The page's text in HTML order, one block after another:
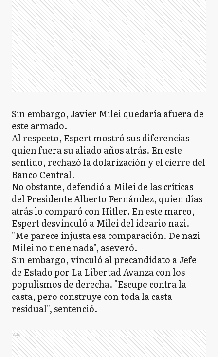
Sin embargo, Javier Milei quedaría afuera de
este armado.
Al respecto, Espert mostró sus diferencias
quien fuera su aliado años atrás. En este
sentido, rechazó la dolarización y el cierre del
Banco Central.
No obstante, defendió a Milei de las críticas
del Presidente Alberto Fernández, quien días
atrás lo comparó con Hitler. En este marco,
Espert desvinculó a Milei del ideario nazi.
"Me parece injusta esa comparación. De nazi
Milei no tiene nada", aseveró.
Sin embargo, vinculó al precandidato a Jefe
de Estado por La Libertad Avanza con los
populismos de derecha. "Escupe contra la
casta, pero construye con toda la casta
residual", sentenció.
Ads